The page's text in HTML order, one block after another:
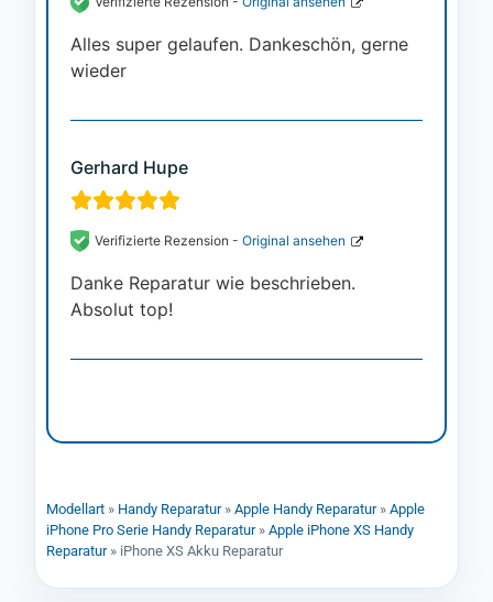
Alles super gelaufen. Dankeschön, gerne
wieder
Gerhard Hupe
Verifizierte Rezension - Original ansehen
Danke Reparatur wie beschrieben.
Absolut top!
Modellart » Handy Reparatur» Apple Handy Reparatur» Apple
iPhone Pro Serie Handy Reparatur» Apple iPhone XS Handy
Reparatur» iPhone XS Akku Reparatur